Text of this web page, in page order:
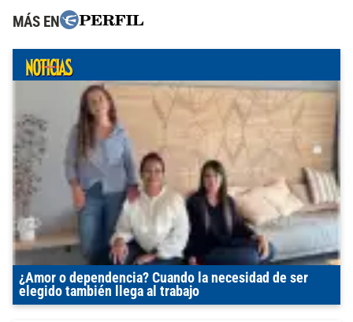
MÁS EN
¿Amor o dependencia? Cuando la necesidad de ser
elegido también llega al trabajo